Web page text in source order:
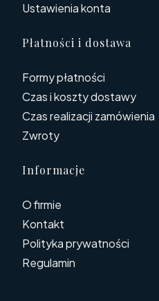
Ustawienia konta
Płatności i dostawa
Formy płatności
Czas i koszty dostawy
Czas realizacji zamówienia
Zwroty
Informacje
O firmie
Kontakt
Polityka prywatności
Regulamin